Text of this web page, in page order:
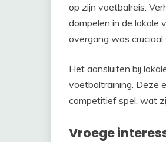
op zijn voetbalreis.
dompelen in de lokale
overgang was
Het aansluiten bij
voetbaltraining. Deze
competitief spel, wat
Vroege